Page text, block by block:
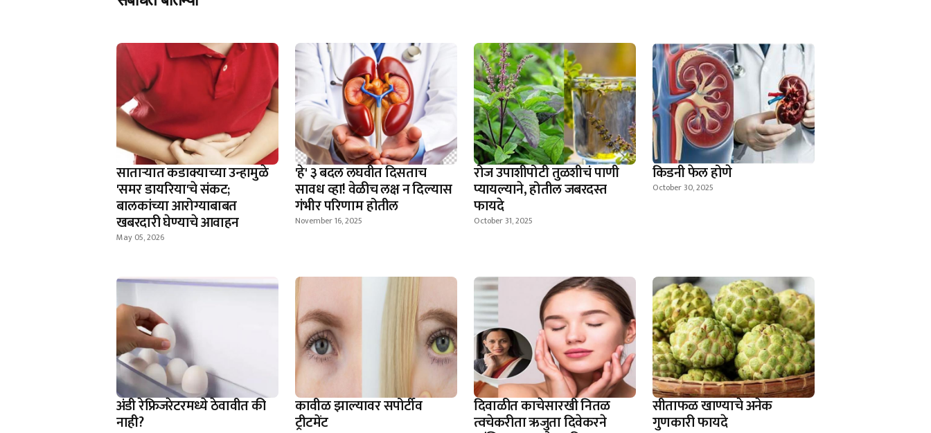
साताऱ्यात कडाक्याच्या उन्हामुळे
'समर डायरिया'चे संकट;
बालकांच्या आरोग्याबाबत
खबरदारी घेण्याचे आवाहन
May 05, 2026
'हे' ३ बदल लघवीत दिसताच
सावध व्हा! वेळीच लक्ष न दिल्यास
गंभीर परिणाम होतील
November 16, 2025
रोज उपाशीपोटी तुळशीचं पाणी
प्यायल्याने, होतील जबरदस्त
फायदे
October 31, 2025
किडनी फेल होणे
October 30, 2025
अंडी रेफ्रिजरेटरमध्ये ठेवावीत की
नाही?
कावीळ झाल्यावर सपोर्टीव
ट्रीटमेंट
दिवाळीत काचेसारखी नितळ
त्वचेकरीता ऋजुता दिवेकरने
सीताफळ खाण्याचे अनेक
गुणकारी फायदे